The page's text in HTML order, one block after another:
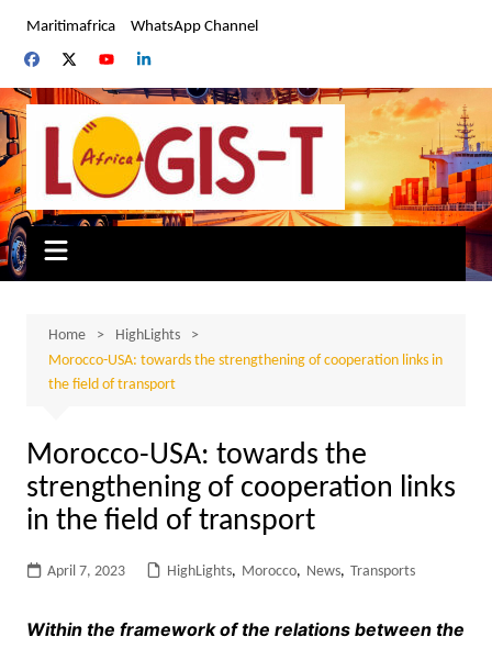
content
Maritimafrica WhatsApp Channel
Home
HighLights
Morocco-USA: towards the strengthening of cooperation links in
the field of transport
Morocco-USA: towards the
strengthening of cooperation links
in the field of transport
April 7, 2023 HighLights, Morocco, News, Transports
Within the framework of the relations between the